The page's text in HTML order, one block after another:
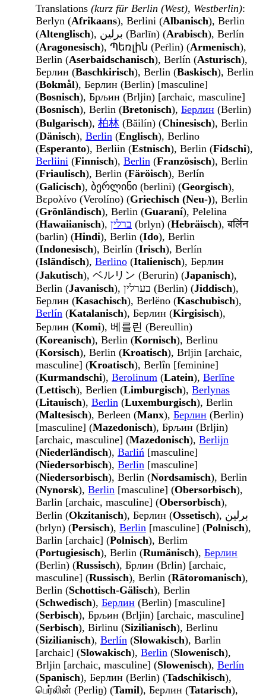
Translations (kurz für Berlin (West), Westberlin):
Berlyn (Afrikaans), Berlini (Albanisch), Berlin
(Altenglisch ), برلين (Barlīn) (Arabisch), Berlín
(Aragonesisch), Պեռլին (Peṙlin) (Armenisch),
Berlin (Aserbaidschanisch), Berlín (Asturisch),
Берлин (Baschkirisch), Berlin (Baskisch), Berlin
(Bokmål), Берлин (Berlin) [masculine]
(Bosnisch), Брљин (Brljin) [archaic, masculine]
(Bosnisch), Berlin (Bretonisch), Берлин (Berlin)
(Bulgarisch), 柏林 (Bǎilín) (Chinesisch), Berlin
(Dänisch), Berlin (Englisch), Berlino
(Esperanto), Berliin (Estnisch), Berlin (Fidschi),
Berliini (Finnisch), Berlin (Französisch), Berlin
(Friaulisch), Berlin (Färöisch), Berlín
(Galicisch), ბერლინი (berlini) (Georgisch),
Βερολίνο (Verolíno) (Griechisch (Neu-)), Berlin
(Grönländisch), Berlin (Guaraní), Pelelina
(Hawaiianisch), ברלין (brlyn) (Hebräisch), बर्लिन
(barlin) (Hindi), Berlin (Ido), Berlin
(Indonesisch), Beirlín (Irisch), Berlín
(Isländisch), Berlino (Italienisch), Берлин
(Jakutisch), ベルリン (Berurin) (Japanisch),
Berlin (Javanisch ), בערלין (Berlin) (Jiddisch),
Берлин (Kasachisch), Berlëno (Kaschubisch),
Berlín (Katalanisch), Берлин (Kirgisisch),
Берлин (Komi), 베를린 (Bereullin)
(Koreanisch), Berlin (Kornisch), Berlinu
(Korsisch), Berlin (Kroatisch), Brljin [archaic,
masculine] (Kroatisch), Berlîn [feminine]
(Kurmandschi), Berolinum (Latein), Berlīne
(Lettisch), Berlien (Limburgisch), Berlynas
(Litauisch), Berlin (Luxemburgisch), Berlin
(Maltesisch), Berleen (Manx), Берлин (Berlin)
[masculine] (Mazedonisch), Брљин (Brljin)
[archaic, masculine] (Mazedonisch), Berlijn
(Niederländisch), Barliń [masculine]
(Niedersorbisch), Berlin [masculine]
(Niedersorbisch), Berlin (Nordsamisch), Berlin
(Nynorsk), Berlin [masculine] (Obersorbisch),
Barlin [archaic, masculine] (Obersorbisch),
Berlin (Okzitanisch), Берлин (Ossetisch), برلین
(brlyn) (Persisch), Berlin [masculine] (Polnisch),
Barlin [archaic] (Polnisch), Berlim
(Portugiesisch), Berlin (Rumänisch), Берлин
(Berlin) (Russisch), Брлин (Brlin) [archaic,
masculine] (Russisch), Berlin (Rätoromanisch),
Berlin (Schottisch-Gälisch), Berlin
(Schwedisch), Берлин (Berlin) [masculine]
(Serbisch), Брљин (Brljin) [archaic, masculine]
(Serbisch), Birlinu (Sizilianisch), Berlinu
(Sizilianisch), Berlín (Slowakisch), Barlin
[archaic] (Slowakisch), Berlin (Slowenisch),
Brljin [archaic, masculine] (Slowenisch), Berlín
(Spanisch), Берлин (Berlin) (Tadschikisch),
பெர்லின் (Perliṉ) (Tamil), Берлин (Tatarisch),